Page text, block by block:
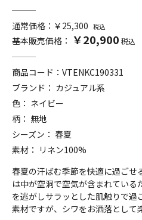
通常価格：￥25,300 税込
基本販売価格： ￥20,900 税込
商品コード： VTENKC190331
ブランド： カジュアル系
色： ネイビー
柄： 無地
シーズン： 春夏
素材： リネン100%
春夏の汗ばむ季節を快適に過ごせ
は中が空洞で空気が含まれてい
を逃がしサラッとした肌触りで過
素材ですが、シワをお洒落として